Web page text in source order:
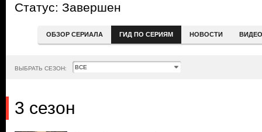
Статус: Завершен
ОБЗОР СЕРИАЛА ГИД ПО СЕРИЯМ НОВОСТИ ВИДЕО
ВЫБРАТЬ СЕЗОН:
3 сезон